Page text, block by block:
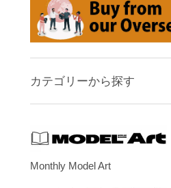
カテゴリーから探す
Monthly Model Art